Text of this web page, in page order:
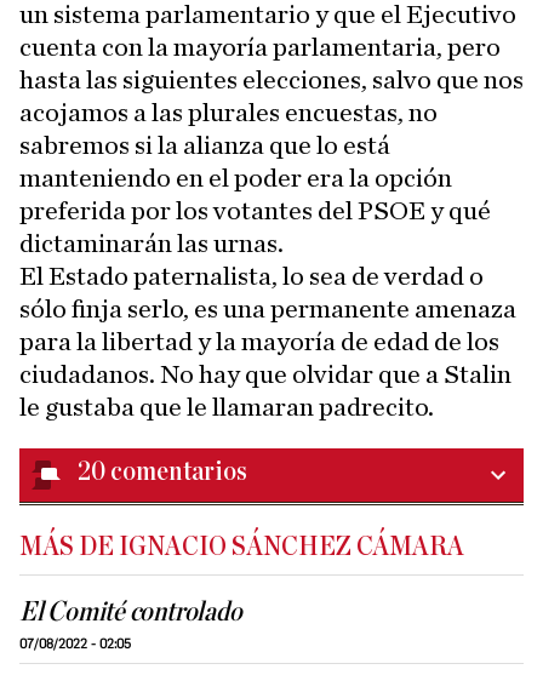
un sistema parlamentario y que el Ejecutivo
cuenta con la mayoría parlamentaria, pero
hasta las siguientes elecciones, salvo que nos
acojamos a las plurales encuestas, no
sabremos si la alianza que lo está
manteniendo en el poder era la opción
preferida por los votantes del PSOE y qué
dictaminarán las urnas.
El Estado paternalista, lo sea de verdad o
sólo finja serlo, es una permanente amenaza
para la libertad y la mayoría de edad de los
ciudadanos. No hay que olvidar que a Stalin
le gustaba que le llamaran padrecito.
20 comentarios
MÁS DE IGNACIO SÁNCHEZ CÁMARA
El Comité controlado
07/08/2022 - 02:05